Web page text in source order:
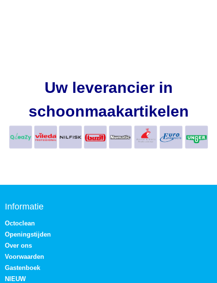
Uw leverancier in
schoonmaakartikelen
Informatie
Octoclean
Openingstijden
Over ons
Voorwaarden
Gastenboek
NIEUW